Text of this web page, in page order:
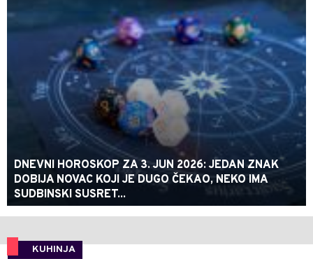
DNEVNI HOROSKOP ZA 3. JUN 2026: JEDAN ZNAK
DOBIJA NOVAC KOJI JE DUGO ČEKAO, NEKO IMA
SUDBINSKI SUSRET...
KUHINJA